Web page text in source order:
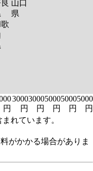
山口
県
円
3000
円
3000
円
5000
円
5000
円
5000
円
れています。
がかかる場合がありま